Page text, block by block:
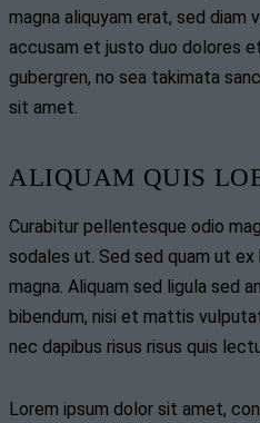
magna aliquyam erat, sed diam
accusam et justo duo dolores
gubergren, no sea takimata
sit amet.
ALIQUAM QUIS
Curabitur pellentesque odio
sodales ut. Sed sed quam ut
magna. Aliquam sed ligula sed
bibendum, nisi et mattis
nec dapibus risus risus quis
Lorem ipsum dolor sit amet,